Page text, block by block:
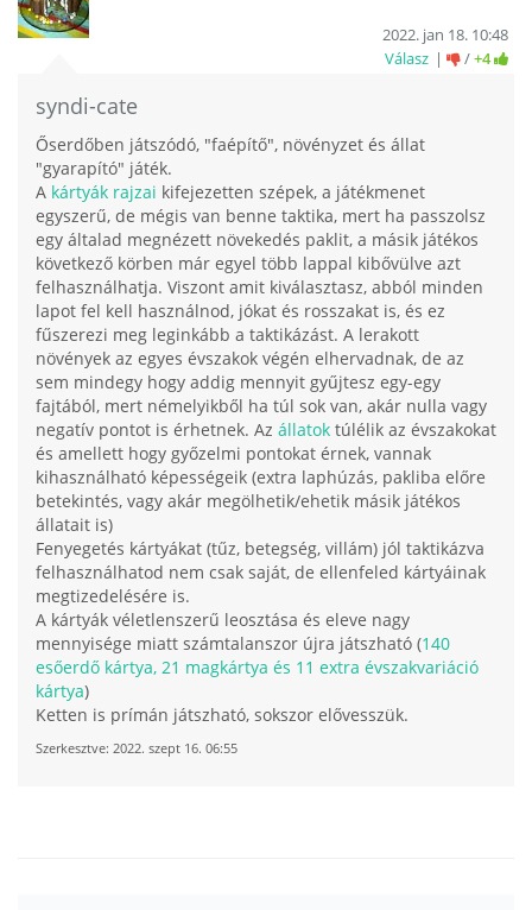
syndi-cate
2022. jan 18. 10:48
Válasz
/+4
Őserdőben játszódó, "faépítő", növényzet és állat
"gyarapító" játék.
A kártyák rajzai kifejezetten szépek, a játékmenet
egyszerű, de mégis van benne taktika, mert ha passzolsz
egy általad megnézett növekedés paklit, a másik játékos
következő körben már egyel több lappal kibővülve azt
felhasználhatja. Viszont amit kiválasztasz, abból minden
lapot fel kell használnod, jókat és rosszakat is, és ez
fűszerezi meg leginkább a taktikázást. A lerakott
növények az egyes évszakok végén elhervadnak, de az
sem mindegy hogy addig mennyit gyűjtesz egy-egy
fajtából, mert némelyikből ha túl sok van, akár nulla vagy
negatív pontot is érhetnek. Az állatok túlélik az évszakokat
és amellett hogy győzelmi pontokat érnek, vannak
kihasználható képességeik (extra laphúzás, pakliba előre
betekintés, vagy akár megölhetik/ehetik másik játékos
állatait is)
Fenyegetés kártyákat (tűz, betegség, villám) jól taktikázva
felhasználhatod nem csak saját, de ellenfeled kártyáinak
megtizedelésére is.
A kártyák véletlenszerű leosztása és eleve nagy
mennyisége miatt számtalanszor újra játszható (140
esőerdő kártya, 21 magkártya és 11 extra évszakvariáció
kártya)
Ketten is prímán játszható, sokszor elővesszük.
Szerkesztve: 2022. szept 16. 06:55